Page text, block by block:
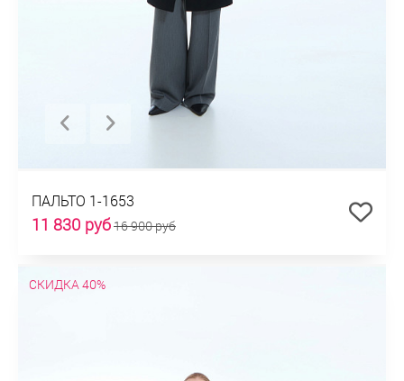
ПАЛЬТО 1-1653
11 830 руб16 900 руб
СКИДКА 40%